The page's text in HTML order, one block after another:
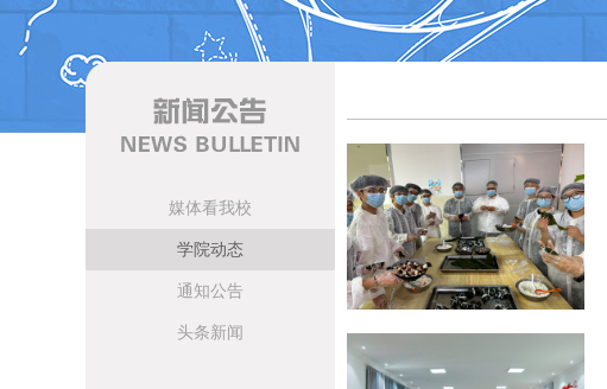
媒体看我校
学院动态
通知公告
头条新闻